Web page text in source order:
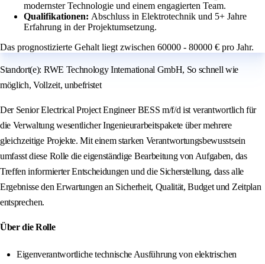
modernster Technologie und einem engagierten Team.
Qualifikationen: Abschluss in Elektrotechnik und 5+ Jahre
Erfahrung in der Projektumsetzung.
Das prognostizierte Gehalt liegt zwischen 60000 - 80000 € pro Jahr.
Standort(e): RWE Technology International GmbH, So schnell wie
möglich, Vollzeit, unbefristet
Der Senior Electrical Project Engineer BESS m/f/d ist verantwortlich für
die Verwaltung wesentlicher Ingenieurarbeitspakete über mehrere
gleichzeitige Projekte. Mit einem starken Verantwortungsbewusstsein
umfasst diese Rolle die eigenständige Bearbeitung von Aufgaben, das
Treffen informierter Entscheidungen und die Sicherstellung, dass alle
Ergebnisse den Erwartungen an Sicherheit, Qualität, Budget und Zeitplan
entsprechen.
Über die Rolle
Eigenverantwortliche technische Ausführung von elektrischen